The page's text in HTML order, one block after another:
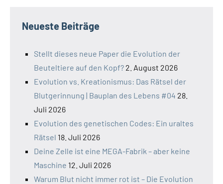
Neueste Beiträge
Stellt dieses neue Paper die Evolution der
Beuteltiere auf den Kopf? 2. August 2026
Evolution vs. Kreationismus: Das Rätsel der
Blutgerinnung | Bauplan des Lebens #04 28.
Juli 2026
Evolution des genetischen Codes: Ein uraltes
Rätsel 18. Juli 2026
Deine Zelle ist eine MEGA-Fabrik – aber keine
Maschine 12. Juli 2026
Warum Blut nicht immer rot ist – Die Evolution